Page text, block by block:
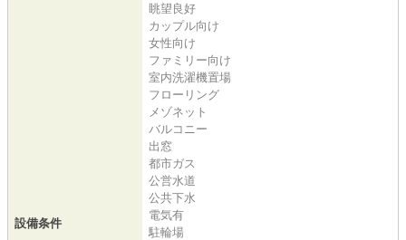
設備条件
眺望良好
カップル向け
女性向け
ファミリー向け
室内洗濯機置場
フローリング
メゾネット
バルコニー
出窓
都市ガス
公営水道
公共下水
電気有
駐輪場